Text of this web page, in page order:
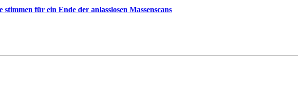
für ein Ende der anlasslosen Massenscans